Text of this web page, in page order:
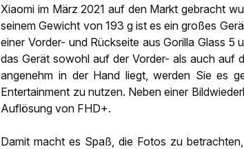
Xiaomi im März 2021 auf den Markt gebracht
seinem Gewicht von 193 g ist es ein großes
einer Vorder- und Rückseite aus Gorilla Glass
das Gerät sowohl auf der Vorder- als auch auf
angenehm in der Hand liegt, werden Sie es
Entertainment zu nutzen. Neben einer
Auflösung von FHD+.
Damit macht es Spaß, die Fotos zu